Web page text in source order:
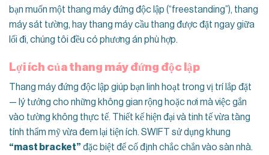
bạn muốn một thang máy đứng độc lập (“freestanding”), thang
máy sát tường, hay thang máy cầu thang được đặt ngay giữa
lối đi, chúng tôi đều có phương án phù hợp.
Lợi ích của thang máy đứng độc lập
Thang máy đứng độc lập giúp bạn linh hoạt trong vị trí lắp đặt
— lý tưởng cho những không gian rộng hoặc nơi mà việc gắn
vào tường không thực tế. Thiết kế hiện đại và tinh tế vừa tăng
tính thẩm mỹ vừa đem lại tiện ích. SWIFT sử dụng khung
“mast bracket” đặc biệt để cố định chắc chắn vào sàn nhà.